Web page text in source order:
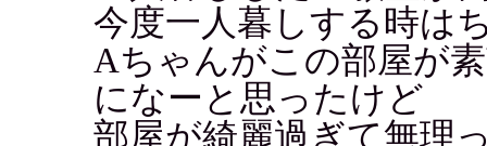
今度一人暮しする時は
Aちゃんがこの部屋が
になーと思ったけど
部屋が綺麗過ぎて無理